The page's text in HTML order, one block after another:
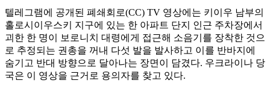
텔레그램에 공개된 폐쇄회로(CC) TV 영상에는 키이우 남부의
홀로시이우스키 지구에 있는 한 아파트 단지 인근 주차장에서
괴한 한 명이 보로니치 대령에게 접근해 소음기를 장착한 것으
로 추정되는 권총을 꺼내 다섯 발을 발사하고 이를 반바지에
숨기고 반대 방향으로 달아나는 장면이 담겼다. 우크라이나 당
국은 이 영상을 근거로 용의자를 찾고 있다.